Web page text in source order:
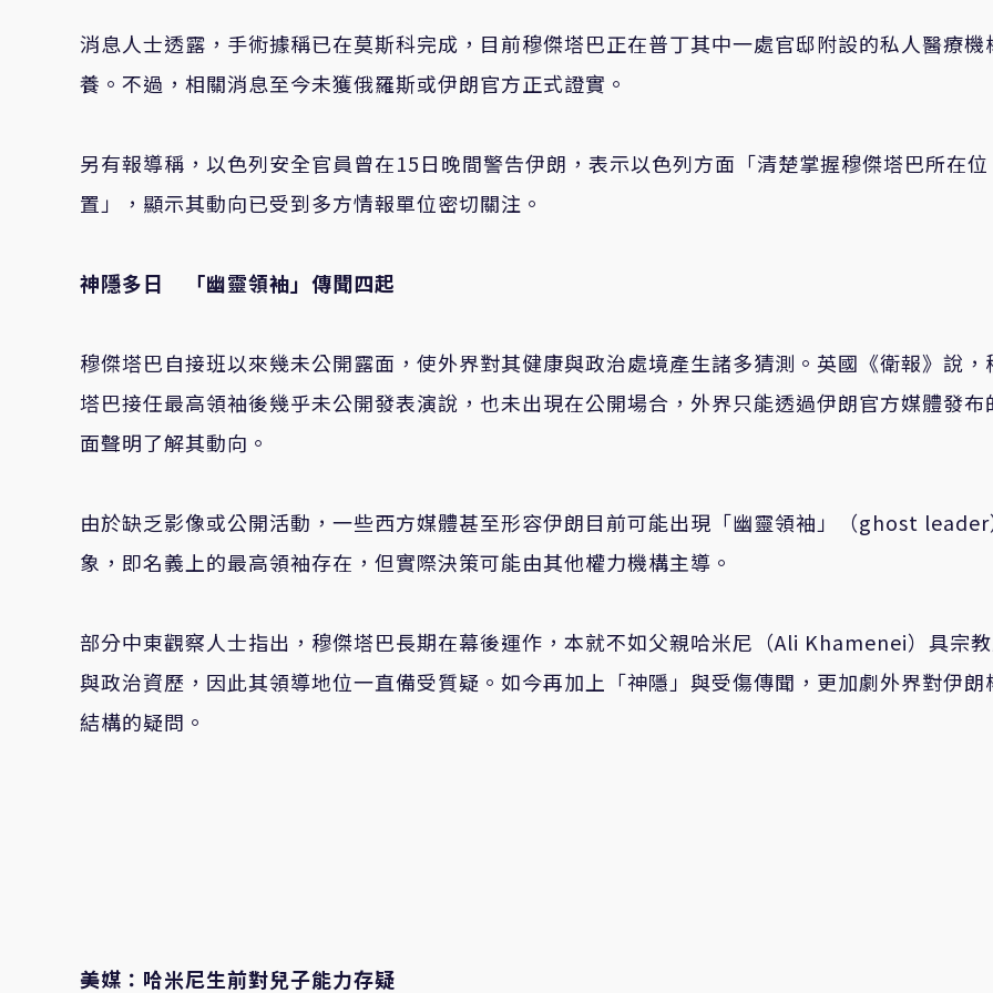
消息人士透露，手術據稱已在莫斯科完成，目前穆傑塔巴正在普丁其中一處官邸附設的私人醫療機
養。不過，相關消息至今未獲俄羅斯或伊朗官方正式證實。
另有報導稱，以色列安全官員曾在15日晚間警告伊朗，表示以色列方面「清楚掌握穆傑塔巴所在位
置」，顯示其動向已受到多方情報單位密切關注。
神隱多日 「幽靈領袖」傳聞四起
穆傑塔巴自接班以來幾未公開露面，使外界對其健康與政治處境產生諸多猜測。英國《衛報》說，
塔巴接任最高領袖後幾乎未公開發表演說，也未出現在公開場合，外界只能透過伊朗官方媒體發布
面聲明了解其動向。
由於缺乏影像或公開活動，一些西方媒體甚至形容伊朗目前可能出現「幽靈領袖」（ghost leader
象，即名義上的最高領袖存在，但實際決策可能由其他權力機構主導。
部分中東觀察人士指出，穆傑塔巴長期在幕後運作，本就不如父親哈米尼（Ali Khamenei）具宗
與政治資歷，因此其領導地位一直備受質疑。如今再加上「神隱」與受傷傳聞，更加劇外界對伊朗
結構的疑問。
美媒：哈米尼生前對兒子能力存疑